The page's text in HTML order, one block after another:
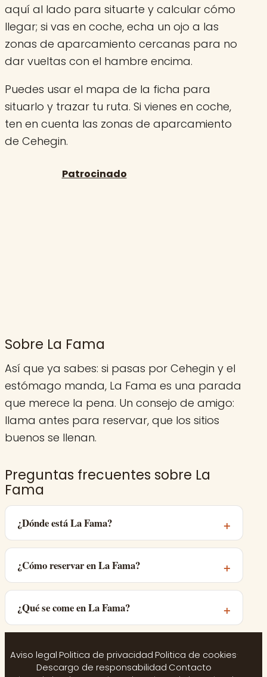
aquí al lado para situarte y calcular cómo
llegar; si vas en coche, echa un ojo a las
zonas de aparcamiento cercanas para no
dar vueltas con el hambre encima.
Puedes usar el mapa de la ficha para
situarlo y trazar tu ruta. Si vienes en coche,
ten en cuenta las zonas de aparcamiento
de Cehegin.
Sobre La Fama
Así que ya sabes: si pasas por Cehegin y el
estómago manda, La Fama es una parada
que merece la pena. Un consejo de amigo:
llama antes para reservar, que los sitios
buenos se llenan.
Preguntas frecuentes sobre La
Fama
¿Dónde está La Fama?
¿Cómo reservar en La Fama?
¿Qué se come en La Fama?
Aviso legal·Politica de privacidad·Politica de cookies·
Descargo de responsabilidad·Contacto